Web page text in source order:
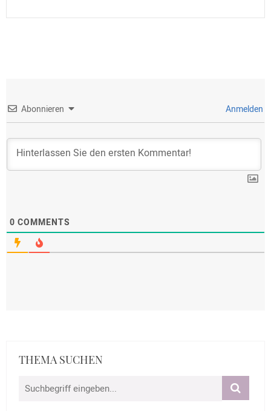
Abonnieren Anmelden
0 COMMENTS
THEMA SUCHEN